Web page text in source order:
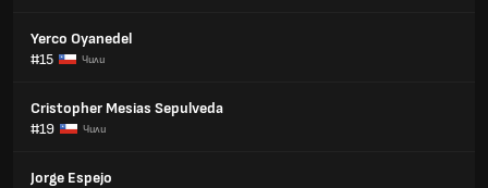
Yerco Oyanedel
#15
Чили
Cristopher Mesias Sepulveda
#19
Чили
Jorge Espejo